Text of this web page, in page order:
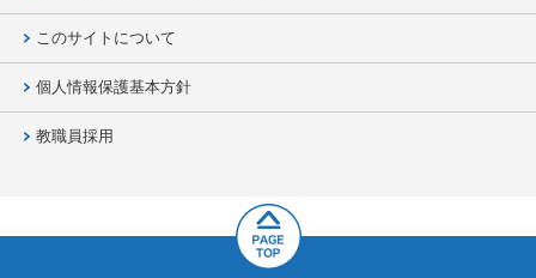
このサイトについて
個人情報保護基本方針
教職員採用